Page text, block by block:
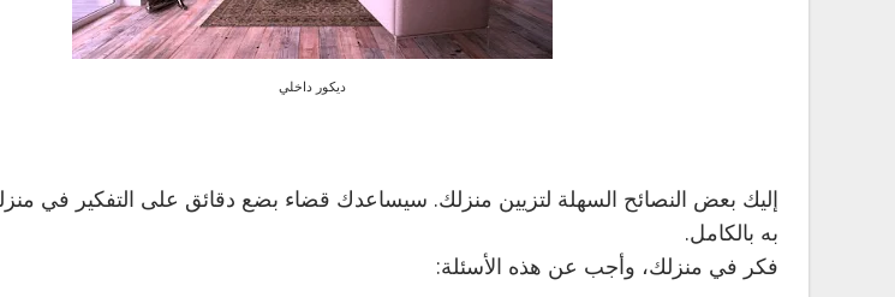
ديكور داخلي
إليك بعض النصائح السهلة لتزيين منزلك. سيساعدك قضاء بضع دقائق على التفكير في
به بالكامل.
فكر في منزلك، وأجب عن هذه الأسئلة: